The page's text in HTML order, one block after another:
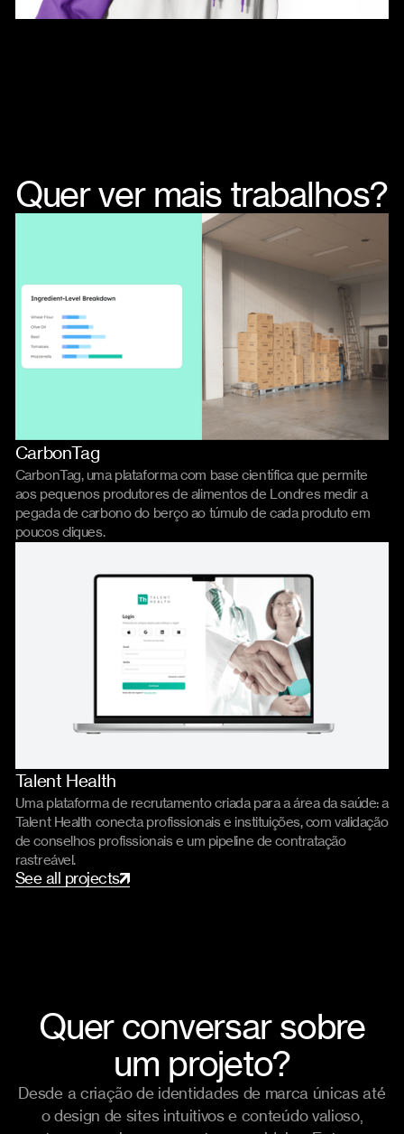
Quer ver mais trabalhos?
CarbonTag
CarbonTag, uma plataforma com base científica que permite
aos pequenos produtores de alimentos de Londres medir a
pegada de carbono do berço ao túmulo de cada produto em
poucos cliques.
Talent Health
Uma plataforma de recrutamento criada para a área da saúde: a
Talent Health conecta profissionais e instituições, com validação
de conselhos profissionais e um pipeline de contratação
rastreável.
See al projects
Quer conversar sobre
um projeto?
Desde a criação de identidades de marca únicas até
o design de sites intuitivos e conteúdo valioso,